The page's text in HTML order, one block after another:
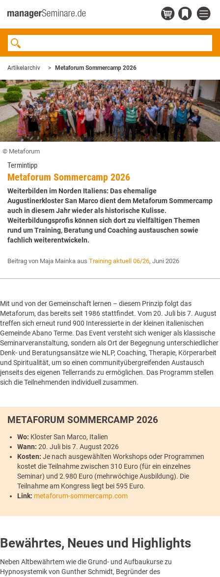
Artikelarchiv Metaforum Sommercamp 2026
© Metaforum
Termintipp
Metaforum Sommercamp 2026
Weiterbilden im Norden Italiens: Das ehemalige
Augustinerkloster San Marco dient dem Metaforum Sommercamp
auch in diesem Jahr wieder als historische Kulisse.
Weiterbildungsprofis können sich dort zu vielfältigen Themen
rund um Training, Beratung und Coaching austauschen sowie
fachlich weiterentwickeln.
Beitrag von Maja Mainka aus Training aktuell 06/26, Juni 2026
Mit und von der Gemeinschaft lernen – diesem Prinzip folgt das
Metaforum, das bereits seit 1986 stattfindet. Vom 20. Juli bis 7. August
treffen sich erneut rund 900 Interessierte in der kleinen italienischen
Gemeinde Abano Terme. Das Event versteht sich weniger als klassische
Seminarveranstaltung, sondern als Ort der Begegnung unterschiedlicher
Denk- und Beratungsansätze wie NLP, Coaching, Therapie, Körperarbeit
und Spiritualität, um so einen communityübergreifenden Austausch
jenseits des eigenen Tellerrands zu ermöglichen. Das Programm stellen
sich die Teilnehmenden individuell zusammen.
METAFORUM SOMMERCAMP 2026
Wo: Kloster San Marco, Italien
Wann: 20. Juli bis 7. August 2026
Kosten: Je nach ausgewählten Workshops oder Programmen
kostet die Teilnahme zwischen 310 Euro (für ein einzelnes
Seminar) und 2.980 Euro (mehrwöchige Ausbildung). Die
Teilnahme am Kongress liegt bei 595 Euro.
Link: metaforum-sommercamp.com
Bewährtes, Neues und Highlights
Neben Altbewährtem wie die Grund- und Aufbaukurse zu
Hypnosystemik von Gunther Schmidt, Begründer des